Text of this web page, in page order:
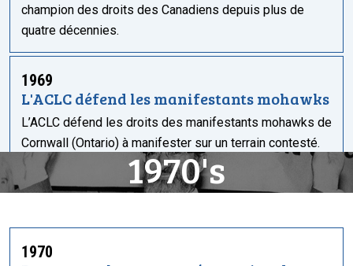
champion des droits des Canadiens depuis plus de
quatre décennies.
1969
L'ACLC défend les manifestants mohawks
L’ACLC défend les droits des manifestants mohawks de
Cornwall (Ontario) à manifester sur un terrain contesté.
1970
1970's